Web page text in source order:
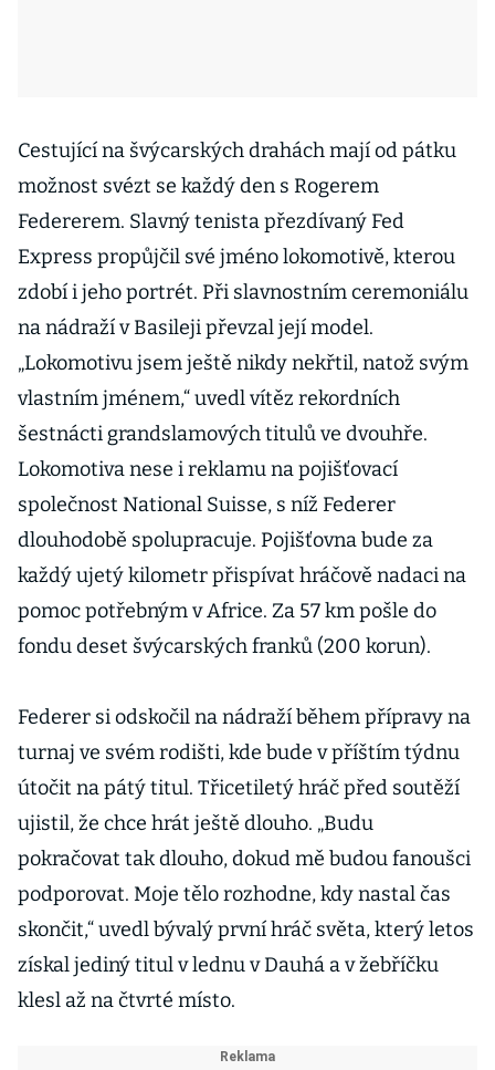
Cestující na švýcarských drahách mají od pátku
možnost svézt se každý den s Rogerem
Federerem. Slavný tenista přezdívaný Fed
Express propůjčil své jméno lokomotivě, kterou
zdobí i jeho portrét. Při slavnostním ceremoniálu
na nádraží v Basileji převzal její model.
„Lokomotivu jsem ještě nikdy nekřtil, natož svým
vlastním jménem,“ uvedl vítěz rekordních
šestnácti grandslamových titulů ve dvouhře.
Lokomotiva nese i reklamu na pojišťovací
společnost National Suisse, s níž Federer
dlouhodobě spolupracuje. Pojišťovna bude za
každý ujetý kilometr přispívat hráčově nadaci na
pomoc potřebným v Africe. Za 57 km pošle do
fondu deset švýcarských franků (200 korun).
Federer si odskočil na nádraží během přípravy na
turnaj ve svém rodišti, kde bude v příštím týdnu
útočit na pátý titul. Třicetiletý hráč před soutěží
ujistil, že chce hrát ještě dlouho. „Budu
pokračovat tak dlouho, dokud mě budou fanoušci
podporovat. Moje tělo rozhodne, kdy nastal čas
skončit,“ uvedl bývalý první hráč světa, který letos
získal jediný titul v lednu v Dauhá a v žebříčku
klesl až na čtvrté místo.